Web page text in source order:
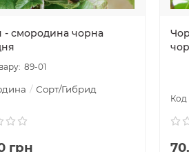
- смородина чорна
89-01
Сорт/Гибрид
грн